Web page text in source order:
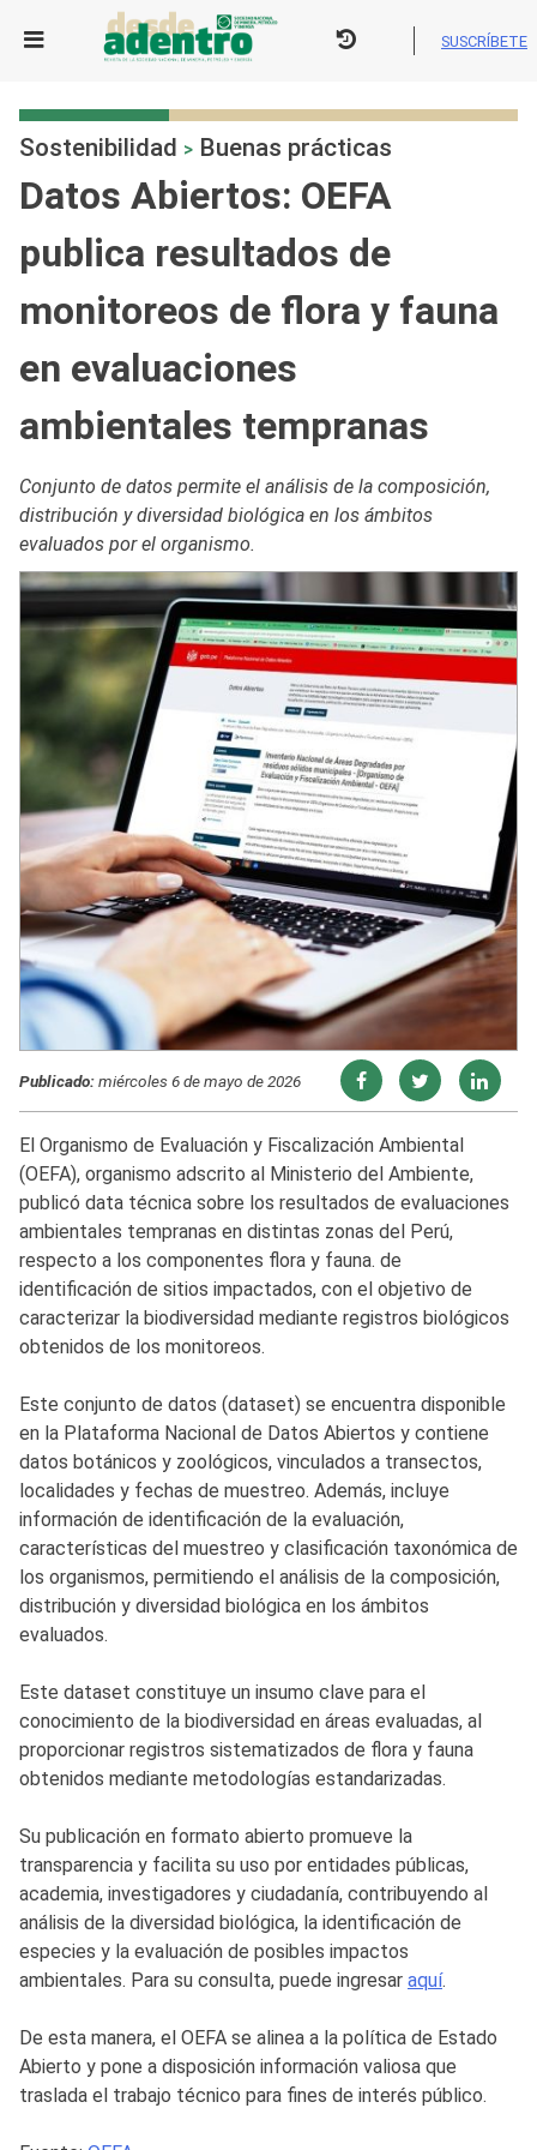
SUSCRÍBETE
Sostenibilidad > Buenas prácticas
Datos Abiertos: OEFA
publica resultados de
monitoreos de flora y fauna
en evaluaciones
ambientales tempranas
Conjunto de datos permite el análisis de la composición,
distribución y diversidad biológica en los ámbitos
evaluados por el organismo.
Publicado:miércoles 6 de mayo de 2026
El Organismo de Evaluación y Fiscalización Ambiental
(OEFA), organismo adscrito al Ministerio del Ambiente,
publicó data técnica sobre los resultados de evaluaciones
ambientales tempranas en distintas zonas del Perú,
respecto a los componentes flora y fauna. de
identificación de sitios impactados, con el objetivo de
caracterizar la biodiversidad mediante registros biológicos
obtenidos de los monitoreos.
Este conjunto de datos (dataset) se encuentra disponible
en la Plataforma Nacional de Datos Abiertos y contiene
datos botánicos y zoológicos, vinculados a transectos,
localidades y fechas de muestreo. Además, incluye
información de identificación de la evaluación,
características del muestreo y clasificación taxonómica de
los organismos, permitiendo el análisis de la composición,
distribución y diversidad biológica en los ámbitos
evaluados.
Este dataset constituye un insumo clave para el
conocimiento de la biodiversidad en áreas evaluadas, al
proporcionar registros sistematizados de flora y fauna
obtenidos mediante metodologías estandarizadas.
Su publicación en formato abierto promueve la
transparencia y facilita su uso por entidades públicas,
academia, investigadores y ciudadanía, contribuyendo al
análisis de la diversidad biológica, la identificación de
especies y la evaluación de posibles impactos
ambientales. Para su consulta, puede ingresar aquí.
De esta manera, el OEFA se alinea a la política de Estado
Abierto y pone a disposición información valiosa que
traslada el trabajo técnico para fines de interés público.